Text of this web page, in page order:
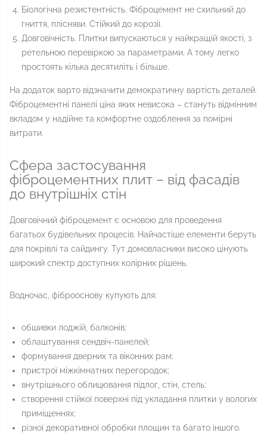
Біологічна резистентність. Фіброцемент не схильний до
гниття, плісняви. Стійкий до корозії.
Довговічність. Плитки випускаються у найкращій якості, з
ретельною перевіркою за параметрами. А тому легко
простоять кілька десятиліть і більше.
На додаток варто відзначити демократичну вартість деталей.
Фіброцементні панелі ціна яких невисока – стануть відмінним
вкладом у надійне та комфортне оздоблення за помірні
витрати.
Сфера застосування
фіброцементних плит – від фасадів
до внутрішніх стін
Довговічний фіброцемент є основою для проведення
багатьох будівельних процесів. Найчастіше елементи беруть
для покрівлі та сайдингу. Тут домовласники високо цінують
широкий спектр доступних колірних рішень.
Водночас, фіброоснову купують для:
обшивки лоджій, балконів;
облаштування сендвіч-панелей;
формування дверних та віконних рам;
пристрої міжкімнатних перегородок;
внутрішнього облицювання підлог, стін, стель;
створення стійкої поверхні під укладання плитки у вологих
приміщеннях;
різної декоративної обробки площин та багато іншого.